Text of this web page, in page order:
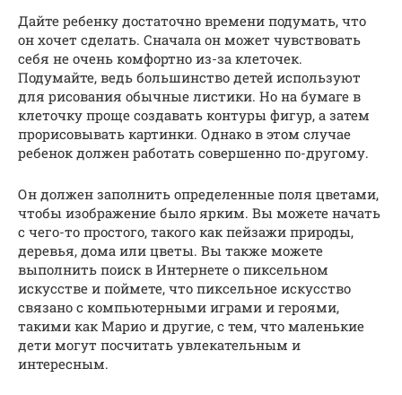
Дайте ребенку достаточно времени подумать, что
он хочет сделать. Сначала он может чувствовать
себя не очень комфортно из-за клеточек.
Подумайте, ведь большинство детей используют
для рисования обычные листики. Но на бумаге в
клеточку проще создавать контуры фигур, а затем
прорисовывать картинки. Однако в этом случае
ребенок должен работать совершенно по-другому.
Он должен заполнить определенные поля цветами,
чтобы изображение было ярким. Вы можете начать
с чего-то простого, такого как пейзажи природы,
деревья, дома или цветы. Вы также можете
выполнить поиск в Интернете о пиксельном
искусстве и поймете, что пиксельное искусство
связано с компьютерными играми и героями,
такими как Марио и другие, с тем, что маленькие
дети могут посчитать увлекательным и
интересным.